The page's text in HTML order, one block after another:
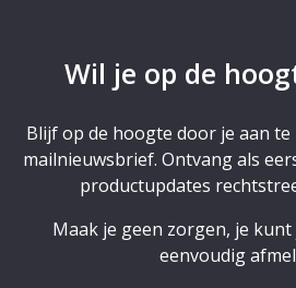
Wil je op de
Blijf op de hoogte door je aan
mailnieuwsbrief. Ontvang als
productupdates
Maak je geen zorgen, je
eenvoudig